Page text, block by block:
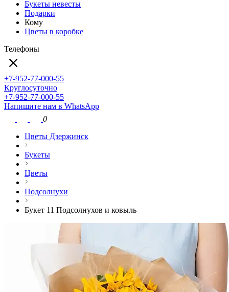
Букеты невесты
Подарки
Кому
Цветы в коробке
Телефоны
+7-952-77-000-55
Круглосуточно
+7-952-77-000-55
Напишите нам в WhatsApp
0
Цветы Дзержинск
Букеты
Цветы
Подсолнухи
Букет 11 Подсолнухов и ковыль